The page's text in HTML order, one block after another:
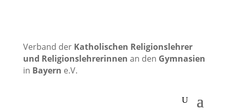
Verband der Katholischen Religionslehrer
und Religionslehrerinnen an den Gymnasien
in Bayern e.V.